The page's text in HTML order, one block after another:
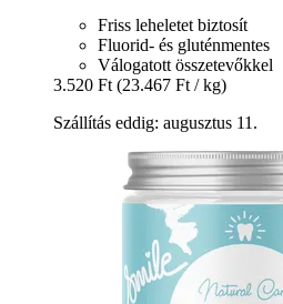
Friss leheletet biztosít
Fluorid- és gluténmentes
Válogatott összetevőkkel
3.520 Ft (23.467 Ft / kg)
Szállítás eddig: augusztus 11.